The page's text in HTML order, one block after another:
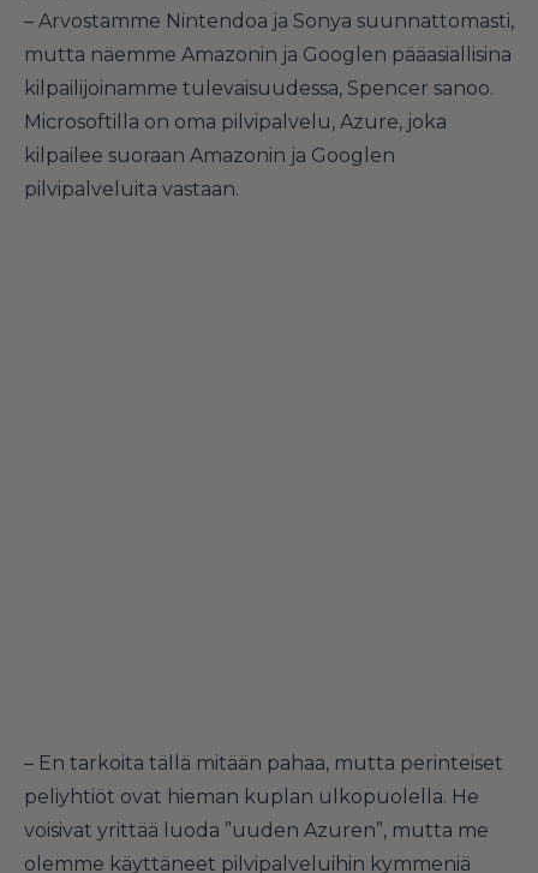
– Arvostamme Nintendoa ja Sonya suunnattomasti,
mutta näemme Amazonin ja Googlen pääasiallisina
kilpailijoinamme tulevaisuudessa, Spencer sanoo.
Microsoftilla on oma pilvipalvelu, Azure, joka
kilpailee suoraan Amazonin ja Googlen
pilvipalveluita vastaan.
– En tarkoita tällä mitään pahaa, mutta perinteiset
peliyhtiöt ovat hieman kuplan ulkopuolella. He
voisivat yrittää luoda ”uuden Azuren”, mutta me
olemme käyttäneet pilvipalveluihin kymmeniä